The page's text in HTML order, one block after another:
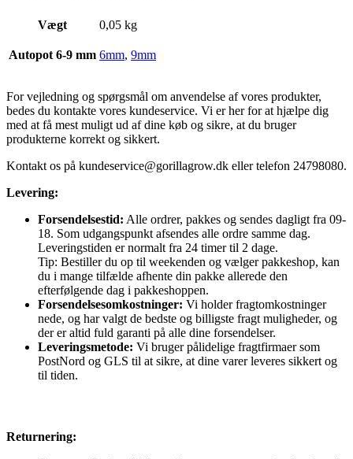
Vægt 0,05 kg
Autopot 6-9 mm 6mm, 9mm
For vejledning og spørgsmål om anvendelse af vores produkter,
bedes du kontakte vores kundeservice. Vi er her for at hjælpe dig
med at få mest muligt ud af dine køb og sikre, at du bruger
produkterne korrekt og sikkert.
Kontakt os på kundeservice@gorillagrow.dk eller telefon 24798080.
Levering:
Forsendelsestid: Alle ordrer, pakkes og sendes dagligt fra 09-
18. Som udgangspunkt afsendes alle ordre samme dag.
Leveringstiden er normalt fra 24 timer til 2 dage.
Tip: Bestiller du op til weekenden og vælger pakkeshop, kan
du i mange tilfælde afhente din pakke allerede den
efterfølgende dag i pakkeshoppen.
Forsendelsesomkostninger: Vi holder fragtomkostninger
nede, og har valgt de bedste og billigste fragt muligheder, og
der er altid fuld garanti på alle dine forsendelser.
Leveringsmetode: Vi bruger pålidelige fragtfirmaer som
PostNord og GLS til at sikre, at dine varer leveres sikkert og
til tiden.
Returnering: